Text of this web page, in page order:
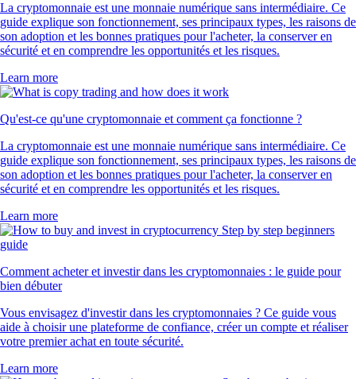
La cryptomonnaie est une monnaie numérique sans intermédiaire. Ce
guide explique son fonctionnement, ses principaux types, les raisons de
son adoption et les bonnes pratiques pour l'acheter, la conserver en
sécurité et en comprendre les opportunités et les risques.
Learn more
Qu'est-ce qu'une cryptomonnaie et comment ça fonctionne ?
La cryptomonnaie est une monnaie numérique sans intermédiaire. Ce
guide explique son fonctionnement, ses principaux types, les raisons de
son adoption et les bonnes pratiques pour l'acheter, la conserver en
sécurité et en comprendre les opportunités et les risques.
Learn more
Comment acheter et investir dans les cryptomonnaies : le guide pour
bien débuter
Vous envisagez d'investir dans les cryptomonnaies ? Ce guide vous
aide à choisir une plateforme de confiance, créer un compte et réaliser
votre premier achat en toute sécurité.
Learn more